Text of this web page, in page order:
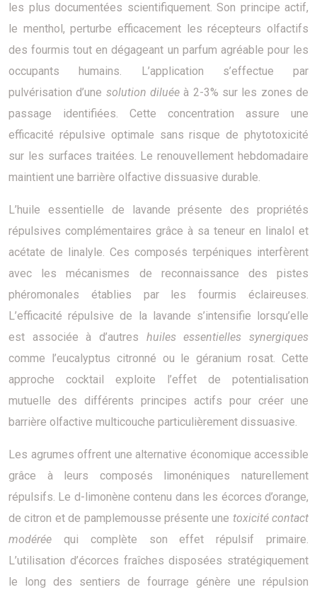
les plus documentées scientifiquement. Son principe actif,
le menthol, perturbe efficacement les récepteurs olfactifs
des fourmis tout en dégageant un parfum agréable pour les
occupants humains. L’application s’effectue par
pulvérisation d’une solution diluée à 2-3% sur les zones de
passage identifiées. Cette concentration assure une
efficacité répulsive optimale sans risque de phytotoxicité
sur les surfaces traitées. Le renouvellement hebdomadaire
maintient une barrière olfactive dissuasive durable.
L’huile essentielle de lavande présente des propriétés
répulsives complémentaires grâce à sa teneur en linalol et
acétate de linalyle. Ces composés terpéniques interfèrent
avec les mécanismes de reconnaissance des pistes
phéromonales établies par les fourmis éclaireuses.
L’efficacité répulsive de la lavande s’intensifie lorsqu’elle
est associée à d’autres huiles essentielles synergiques
comme l’eucalyptus citronné ou le géranium rosat. Cette
approche cocktail exploite l’effet de potentialisation
mutuelle des différents principes actifs pour créer une
barrière olfactive multicouche particulièrement dissuasive.
Les agrumes offrent une alternative économique accessible
grâce à leurs composés limonéniques naturellement
répulsifs. Le d-limonène contenu dans les écorces d’orange,
de citron et de pamplemousse présente une toxicité contact
modérée qui complète son effet répulsif primaire.
L’utilisation d’écorces fraîches disposées stratégiquement
le long des sentiers de fourrage génère une répulsion